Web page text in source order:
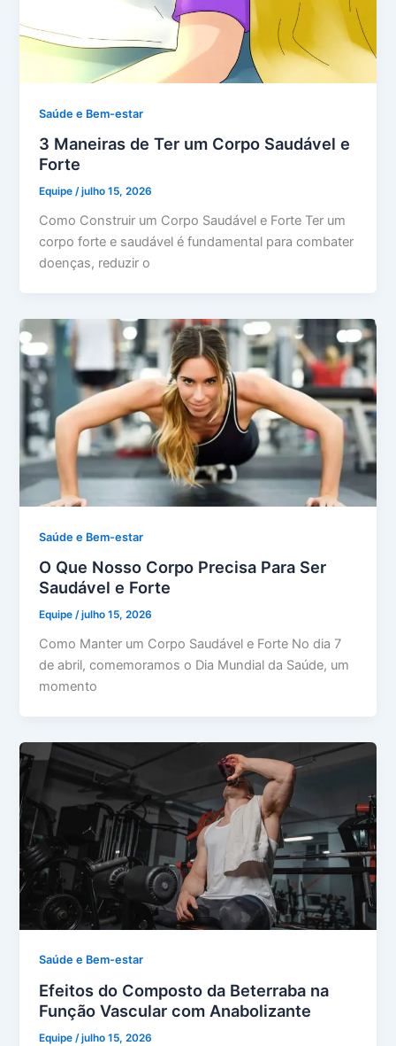
Saúde e Bem-estar
3 Maneiras de Ter um Corpo Saudável e
Forte
Equipe/julho 15, 2026
Como Construir um Corpo Saudável e Forte Ter um
corpo forte e saudável é fundamental para combater
doenças, reduzir o
Saúde e Bem-estar
O Que Nosso Corpo Precisa Para Ser
Saudável e Forte
Equipe/julho 15, 2026
Como Manter um Corpo Saudável e Forte No dia 7
de abril, comemoramos o Dia Mundial da Saúde, um
momento
Saúde e Bem-estar
Efeitos do Composto da Beterraba na
Função Vascular com Anabolizante
Equipe/julho 15, 2026